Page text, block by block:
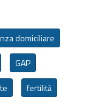
domiciliare
GAP
fertilità